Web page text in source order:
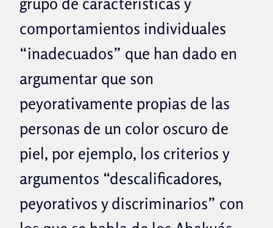
comportamientos individuales
“inadecuados” que han dado en
argumentar que son
peyorativamente propias de las
personas de un color oscuro de
piel, por ejemplo, los criterios y
argumentos “descalificadores,
peyorativos y discriminarios” con